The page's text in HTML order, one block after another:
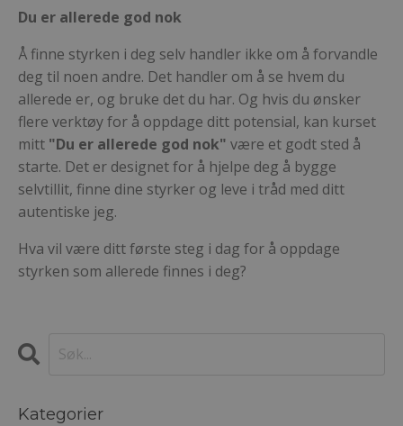
Du er allerede god nok
Å finne styrken i deg selv handler ikke om å forvandle
deg til noen andre. Det handler om å se hvem du
allerede er, og bruke det du har. Og hvis du ønsker
flere verktøy for å oppdage ditt potensial, kan kurset
mitt "Du er allerede god nok" være et godt sted å
starte. Det er designet for å hjelpe deg å bygge
selvtillit, finne dine styrker og leve i tråd med ditt
autentiske jeg.
Hva vil være ditt første steg i dag for å oppdage
styrken som allerede finnes i deg?
Kategorier